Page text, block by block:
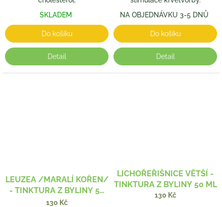
SKLADEM
Do košíku
Detail
NA OBJEDNÁVKU 3-5 DNŮ
Do košíku
Detail
LEUZEA /MARALÍ KOŘEN/
- TINKTURA Z BYLINY 50
ML
130 Kč
LICHOŘEŘIŠNICE VĚTŠÍ -
TINKTURA Z BYLINY 50 ML
130 Kč